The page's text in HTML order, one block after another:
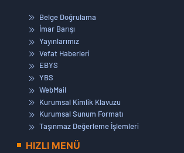
Belge Doğrulama
İmar Barışı
Yayınlarımız
Vefat Haberleri
EBYS
YBS
WebMail
Kurumsal Kimlik Klavuzu
Kurumsal Sunum Formatı
Taşınmaz Değerleme İşlemleri
HIZLI MENÜ